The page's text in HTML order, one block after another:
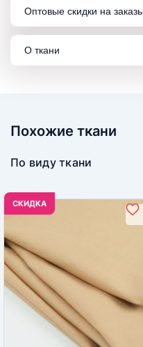
Оптовые скидки на заказы
О ткани
Похожие ткани
По виду ткани
CКИДКА